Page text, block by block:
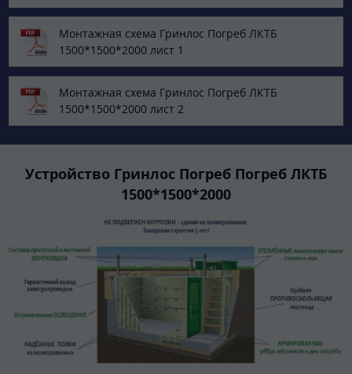
Монтажная схема Гринлос Погреб ЛКТБ
1500*1500*2000 лист 1
Монтажная схема Гринлос Погреб ЛКТБ
1500*1500*2000 лист 2
Устройство Гринлос Погреб Погреб ЛКТБ
1500*1500*2000